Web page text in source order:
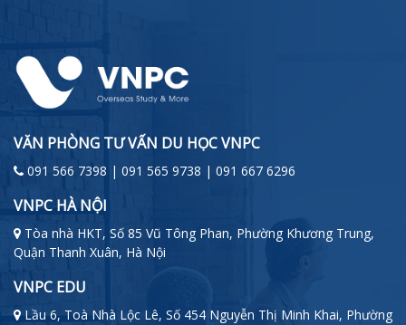
VĂN PHÒNG TƯ VẤN DU HỌC VNPC
091 566 7398 | 091 565 9738 | 091 667 6296
VNPC HÀ NỘI
Tòa nhà HKT, Số 85 Vũ Tông Phan, Phường Khương Trung,
Quận Thanh Xuân, Hà Nội
VNPC EDU
Lầu 6, Toà Nhà Lộc Lê, Số 454 Nguyễn Thị Minh Khai, Phường